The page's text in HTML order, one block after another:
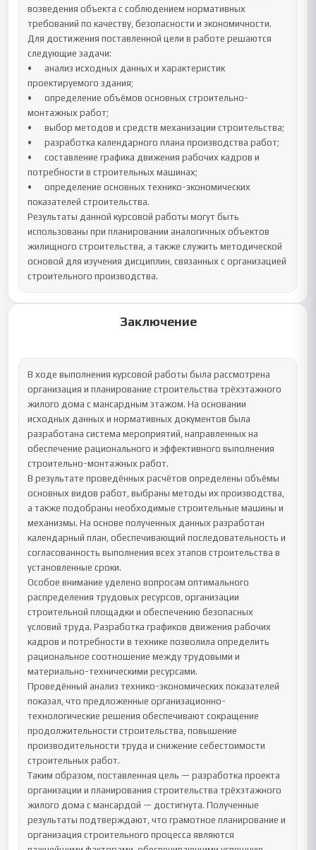
возведения объекта с соблюдением нормативных
требований по качеству, безопасности и экономичности.
Для достижения поставленной цели в работе решаются
следующие задачи:
•	анализ исходных данных и характеристик
проектируемого здания;
•	определение объёмов основных строительно-
монтажных работ;
•	выбор методов и средств механизации строительства;
•	разработка календарного плана производства работ;
•	составление графика движения рабочих кадров и
потребности в строительных машинах;
•	определение основных технико-экономических
показателей строительства.
Результаты данной курсовой работы могут быть
использованы при планировании аналогичных объектов
жилищного строительства, а также служить методической
основой для изучения дисциплин, связанных с организацией
строительного производства.
Заключение
В ходе выполнения курсовой работы была рассмотрена
организация и планирование строительства трёхэтажного
жилого дома с мансардным этажом. На основании
исходных данных и нормативных документов была
разработана система мероприятий, направленных на
обеспечение рационального и эффективного выполнения
строительно-монтажных работ.
В результате проведённых расчётов определены объёмы
основных видов работ, выбраны методы их производства,
а также подобраны необходимые строительные машины и
механизмы. На основе полученных данных разработан
календарный план, обеспечивающий последовательность и
согласованность выполнения всех этапов строительства в
установленные сроки.
Особое внимание уделено вопросам оптимального
распределения трудовых ресурсов, организации
строительной площадки и обеспечению безопасных
условий труда. Разработка графиков движения рабочих
кадров и потребности в технике позволила определить
рациональное соотношение между трудовыми и
материально-техническими ресурсами.
Проведённый анализ технико-экономических показателей
показал, что предложенные организационно-
технологические решения обеспечивают сокращение
продолжительности строительства, повышение
производительности труда и снижение себестоимости
строительных работ.
Таким образом, поставленная цель — разработка проекта
организации и планирования строительства трёхэтажного
жилого дома с мансардой — достигнута. Полученные
результаты подтверждают, что грамотное планирование и
организация строительного процесса являются